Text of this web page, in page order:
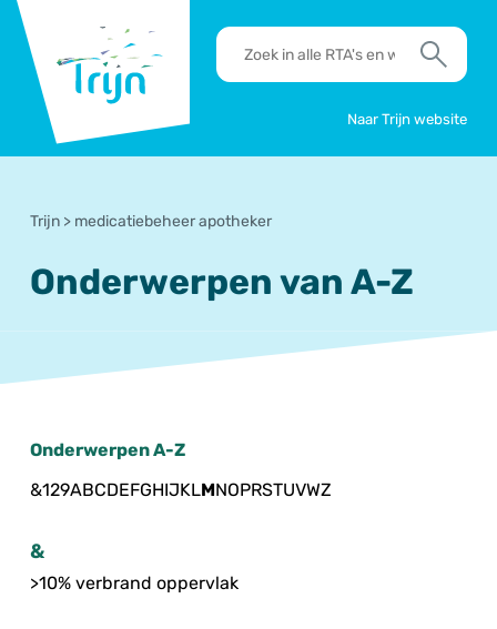
Trijn
RTA's
en
Zoek
Naar Trijn website
Trijn > medicatiebeheer apotheker
Onderwerpen van A-Z
Onderwerpen A-Z
&129ABCDEFGHIJKLMNOPRSTUVWZ
&
>10% verbrand oppervlak